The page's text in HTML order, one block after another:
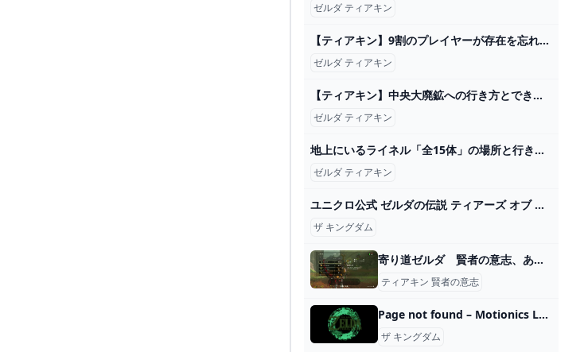
ゼルダ ティアキン
【ティアキン】9割のプレイヤーが存在を忘れてしまう、正直いらない無能アイテム8選【ゼルダの伝説ティアーズオブザキングダム/ティアキン】 - YouTube
ゼルダ ティアキン
【ティアキン】中央大廃鉱への行き方とできること【ゼルダの伝説ティアーズオブザキングダム】 - アルテマ
ゼルダ ティアキン
地上にいるライネル「全15体」の場所と行き方 白髪のライネル 青髪 赤髪 白銀 蛮族装備 鬼神装備 ハイリア兵装備 獣神の弓 強化素材 攻略 ゼルダの伝説 ティアーズ オブ ザ キングダム ティアキン - YouTube
ゼルダ ティアキン
ユニクロ公式 ゼルダの伝説 ティアーズ オブ ザ キングダム UT（半袖・レギュラーフィット）
ザ キングダム
寄り道ゼルダ 賢者の意志、あと一つどこだよ #無言 #ゼルダ #ティアキン - YouTube
ティアキン 賢者の意志
Page not found – Motionics LLC
ザ キングダム